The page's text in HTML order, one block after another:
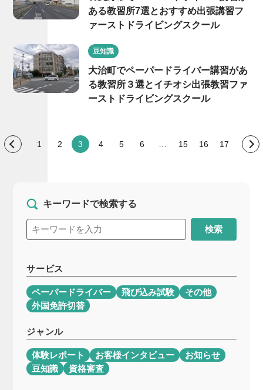
ある教習所7選とおすすめ出張講習フ
ァーストドライビングスクール
豆知識
大治町でペーパードライバー講習があ
る教習所３選とイチオシ出張教習ファ
ーストドライビングスクール
1 2 3 4 5 6 15 16 17
キーワードで検索する
検索
サービス
ペーパードライバー 飛び込み試験
その他
外国免許切替
ジャンル
体験レポート お客様インタビュー
お知らせ
豆知識
資格審査